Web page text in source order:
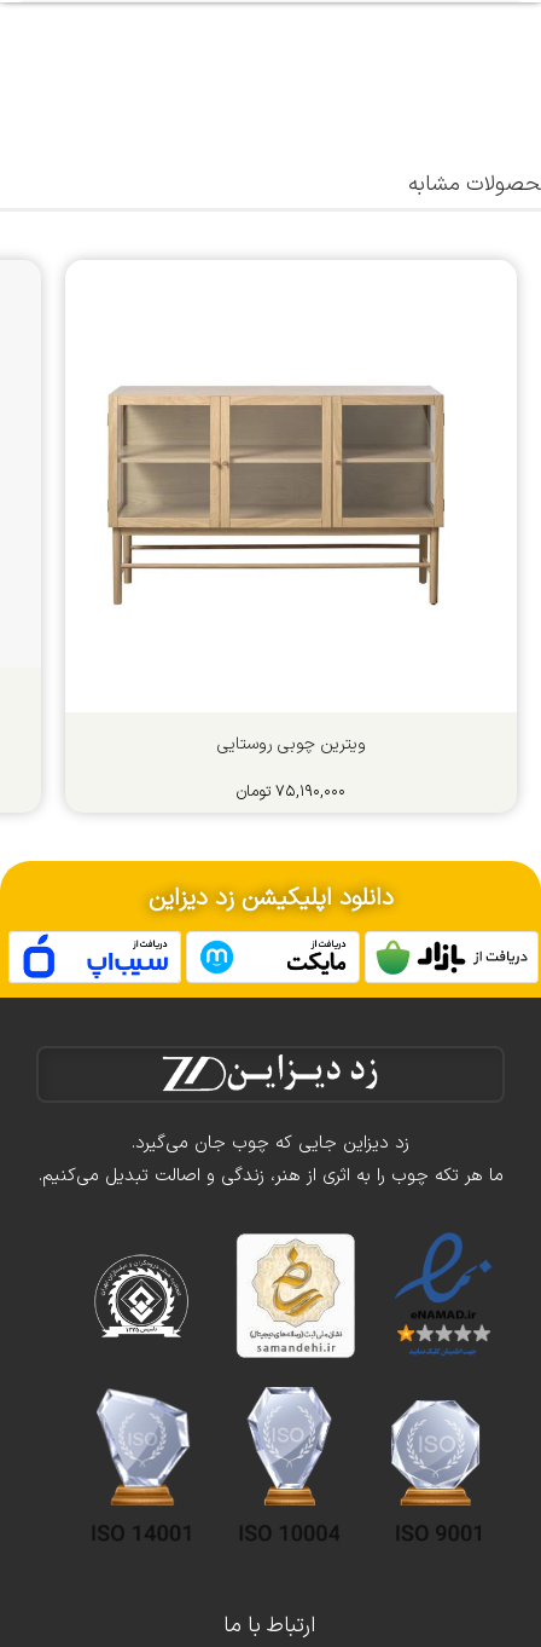
مشابه
ویترین چوبی روستایی
۷۵,۱۹۰,۰۰۰ تومان
دانلود اپلیکیشن زد دیزاین
زد دیزاین جایی که چوب جان می‌گیرد.
ما هر تکه چوب را به اثری از هنر، زندگی و اصالت تبدیل می‌کنیم.
ارتباط با ما